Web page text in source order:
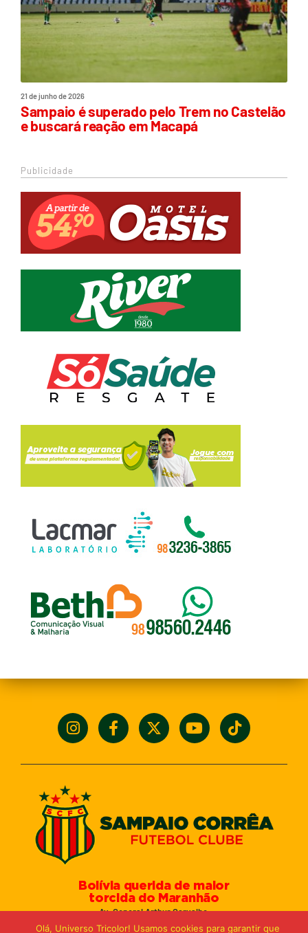
21 de junho de 2026
Sampaio é superado pelo Trem no Castelão
e buscará reação em Macapá
Publicidade
Bolívia querida de maior
torcida do Maranhão
Av. General Arthur Carvalho,
Turu Velho – São Luís-MA – CEP: 65066-320
Olá, Universo Tricolor! Usamos cookies para garantir que